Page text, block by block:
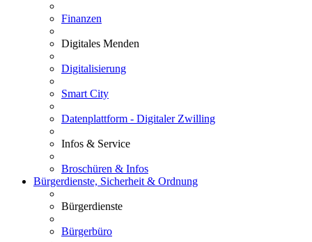
Finanzen
Digitales Menden
Digitalisierung
Smart City
Datenplattform - Digitaler Zwilling
Infos & Service
Broschüren & Infos
Bürgerdienste, Sicherheit & Ordnung
Bürgerdienste
Bürgerbüro